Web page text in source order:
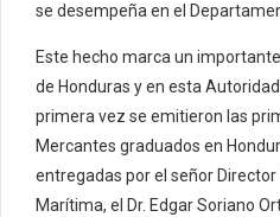
se desempeña en el
Este hecho marca un
de Honduras y en esta
primera vez se emitieron las
Mercantes graduados en
entregadas por el señor
Marítima, el Dr. Edgar Soriano